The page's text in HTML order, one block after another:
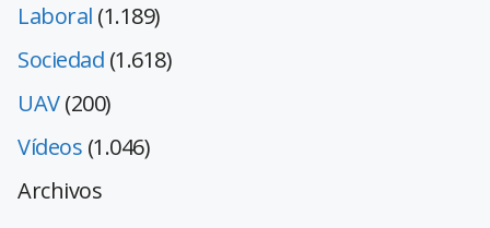
Laboral (1.189)
Sociedad (1.618)
UAV(200)
Vídeos (1.046)
Archivos